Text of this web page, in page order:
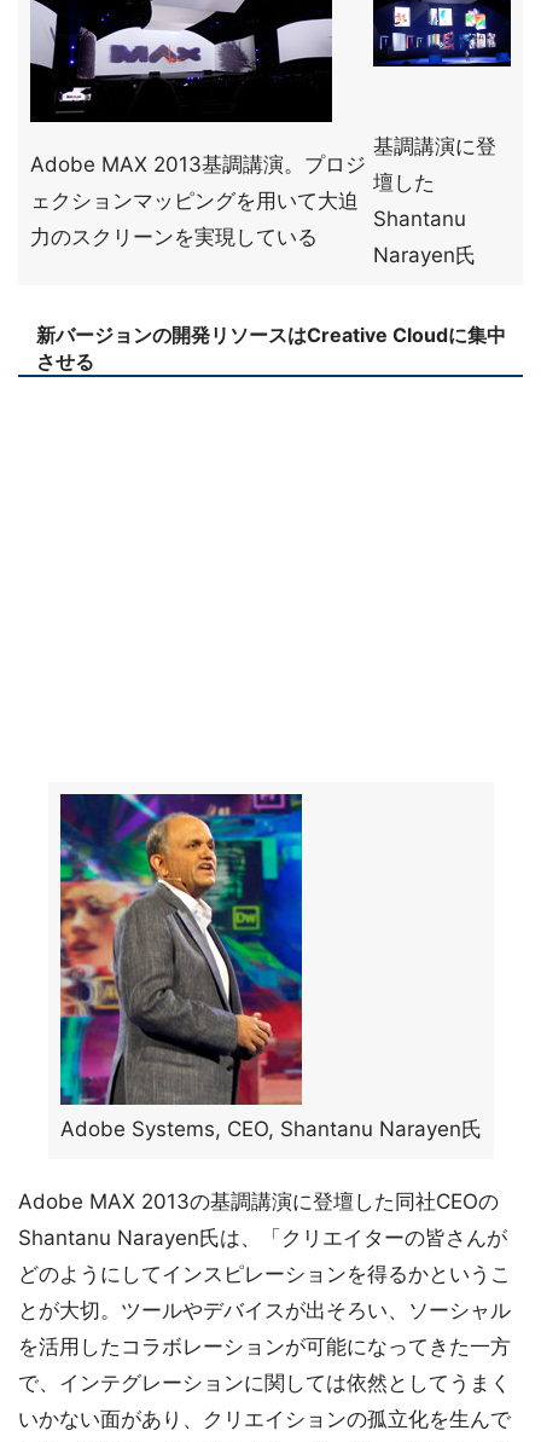
Adobe MAX 2013基調講演。プロジ
ェクションマッピングを用いて大迫
力のスクリーンを実現している
基調講演に登
壇した
Shantanu
Narayen氏
新バージョンの開発リソースはCreative Cloudに集中
させる
Adobe Systems, CEO, Shantanu Narayen氏
Adobe MAX 2013の基調講演に登壇した同社CEOの
Shantanu Narayen氏は、「クリエイターの皆さんが
どのようにしてインスピレーションを得るかというこ
とが大切。ツールやデバイスが出そろい、ソーシャル
を活用したコラボレーションが可能になってきた一方
で、インテグレーションに関しては依然としてうまく
いかない面があり、クリエイションの孤立化を生んで